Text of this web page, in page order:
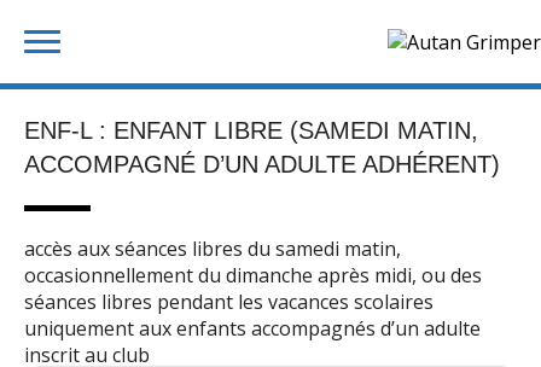
ENF-L : ENFANT LIBRE (SAMEDI MATIN,
ACCOMPAGNÉ D’UN ADULTE ADHÉRENT)
accès aux séances libres du samedi matin,
occasionnellement du dimanche après midi, ou des
séances libres pendant les vacances scolaires
uniquement aux enfants accompagnés d’un adulte
inscrit au club